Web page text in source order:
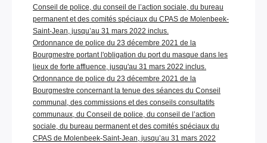
Conseil de police, du conseil de l’action sociale, du bureau
permanent et des comités spéciaux du CPAS de Molenbeek-
Saint-Jean, jusqu’au 31 mars 2022 inclus.
Ordonnance de police du 23 décembre 2021 de la
Bourgmestre portant l'obligation du port du masque dans les
lieux de forte affluence, jusqu'au 31 mars 2022 inclus.
Ordonnance de police du 23 décembre 2021 de la
Bourgmestre concernant la tenue des séances du Conseil
communal, des commissions et des conseils consultatifs
communaux, du Conseil de police, du conseil de l’action
sociale, du bureau permanent et des comités spéciaux du
CPAS de Molenbeek-Saint-Jean, jusqu’au 31 mars 2022